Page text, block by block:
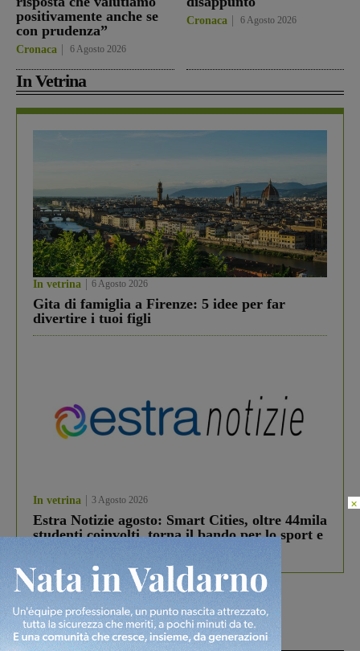
positivamente anche se
con prudenza”
Cronaca 6 Agosto 2026
Cronaca 6 Agosto 2026
In Vetrina
In vetrina 6 Agosto 2026
Gita di famiglia a Firenze: 5 idee per far
divertire i tuoi figli
In vetrina 3 Agosto 2026
Estra Notizie agosto: Smart Cities, oltre 44mila
studenti coinvolti, torna il bando per lo sport e
Più lette
×